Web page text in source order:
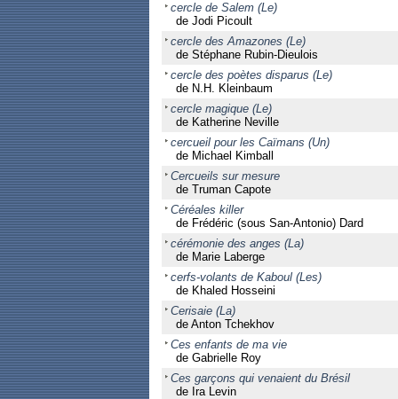
cercle de Salem (Le)
de Jodi Picoult
cercle des Amazones (Le)
de Stéphane Rubin-Dieulois
cercle des poètes disparus (Le)
de N.H. Kleinbaum
cercle magique (Le)
de Katherine Neville
cercueil pour les Caïmans (Un)
de Michael Kimball
Cercueils sur mesure
de Truman Capote
Céréales killer
de Frédéric (sous San-Antonio) Dard
cérémonie des anges (La)
de Marie Laberge
cerfs-volants de Kaboul (Les)
de Khaled Hosseini
Cerisaie (La)
de Anton Tchekhov
Ces enfants de ma vie
de Gabrielle Roy
Ces garçons qui venaient du Brésil
de Ira Levin